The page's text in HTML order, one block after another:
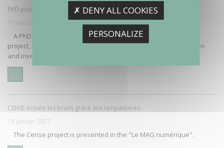
PhD position at INRIA
17 mai 2017
A PhD thesis is proposed within the framework of the Cense
project, at INRIA with the collaboration of Ifsttar: "State estimation
and inverse modeling…
...
CENSE écoute les bruits grâce aux lampadaires
18 janvier 2017
The Cense project is presented in the "Le MAG numérique".
✗ DENY ALL COOKIES
PERSONALIZE